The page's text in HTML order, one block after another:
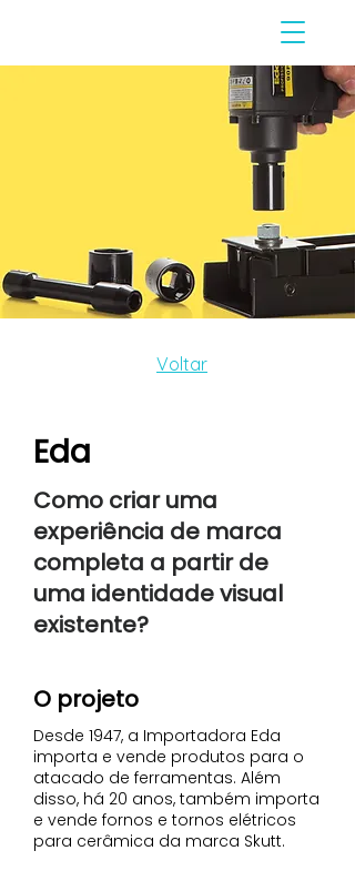
Voltar
Eda
Como criar uma
experiência de marca
completa a partir de
uma identidade visual
existente?
O projeto
Desde 1947, a Importadora Eda
importa e vende produtos para o
atacado de ferramentas. Além
disso, há 20 anos, também importa
e vende fornos e tornos elétricos
para cerâmica da marca Skutt.